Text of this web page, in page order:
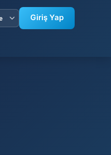
Giriş Yap